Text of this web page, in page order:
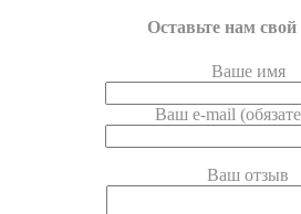
Оставьте нам
Ваше имя
Ваш e-mail
Ваш отзыв